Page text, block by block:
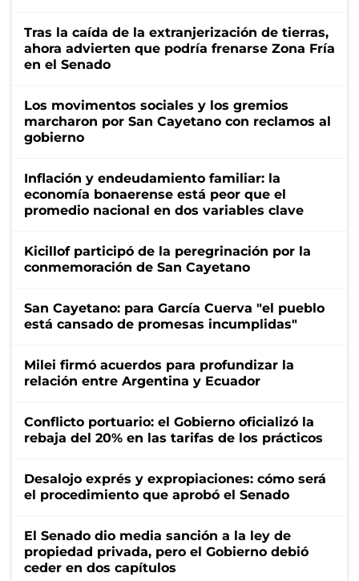
Tras la caída de la extranjerización de tierras,
ahora advierten que podría frenarse Zona Fría
en el Senado
Los movimentos sociales y los gremios
marcharon por San Cayetano con reclamos al
gobierno
Inflación y endeudamiento familiar: la
economía bonaerense está peor que el
promedio nacional en dos variables clave
Kicillof participó de la peregrinación por la
conmemoración de San Cayetano
San Cayetano: para García Cuerva "el pueblo
está cansado de promesas incumplidas"
Milei firmó acuerdos para profundizar la
relación entre Argentina y Ecuador
Conflicto portuario: el Gobierno oficializó la
rebaja del 20% en las tarifas de los prácticos
Desalojo exprés y expropiaciones: cómo será
el procedimiento que aprobó el Senado
El Senado dio media sanción a la ley de
propiedad privada, pero el Gobierno debió
ceder en dos capítulos